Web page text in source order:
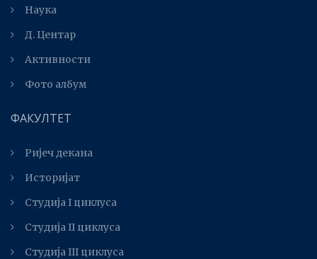
Наука
Д. Центар
Активности
Фото албум
ФАКУЛТЕТ
Ријеч декана
Историјат
Студија I циклуса
Студија II циклуса
Студијa III циклуса